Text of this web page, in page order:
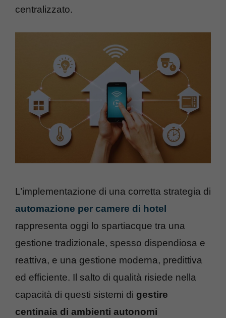
centralizzato.
L’implementazione di una corretta strategia di
automazione per camere di hotel
rappresenta oggi lo spartiacque tra una
gestione tradizionale, spesso dispendiosa e
reattiva, e una gestione moderna, predittiva
ed efficiente. Il salto di qualità risiede nella
capacità di questi sistemi di gestire
centinaia di ambienti autonomi